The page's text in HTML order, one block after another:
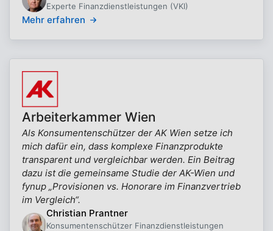
Experte Finanzdienstleistungen (VKI)
Mehr erfahren
Arbeiterkammer Wien
Als Konsumentenschützer der AK Wien setze ich
mich dafür ein, dass komplexe Finanzprodukte
transparent und vergleichbar werden. Ein Beitrag
dazu ist die gemeinsame Studie der AK-Wien und
fynup „Provisionen vs. Honorare im Finanzvertrieb
im Vergleich“.
Christian Prantner
Konsumentenschützer Finanzdienstleistungen